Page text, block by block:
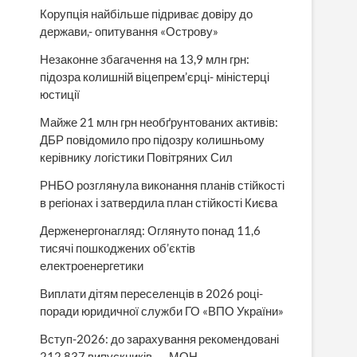
Корупція найбільше підриває довіру до
держави,- опитування «Острову»
Незаконне збагачення на 13,9 млн грн:
підозра колишній віцепрем’єрці- міністерці
юстиції
Майже 21 млн грн необґрунтованих активів:
ДБР повідомило про підозру колишньому
керівнику логістики Повітряних Сил
РНБО розглянула виконання планів стійкості
в регіонах і затвердила план стійкості Києва
Держенергонагляд: Оглянуто понад 11,6
тисячі пошкоджених об’єктів
електроенергетики
Виплати дітям переселенців в 2026 році-
поради юридичної служби ГО «ВПО України»
Вступ-2026: до зарахування рекомендовані